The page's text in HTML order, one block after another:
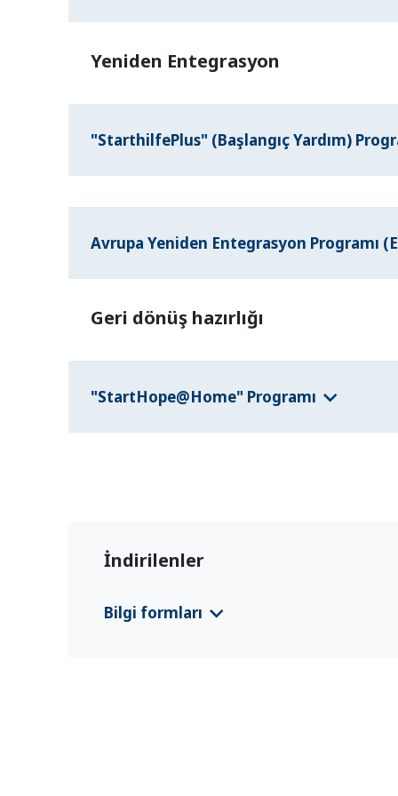
Yeniden Entegrasyon
"StarthilfePlus" (Başlangıç Yardım)
Avrupa Yeniden Entegrasyon Programı
Geri dönüş hazırlığı
"StartHope@Home" Programı
İndirilenler
Bilgi formları